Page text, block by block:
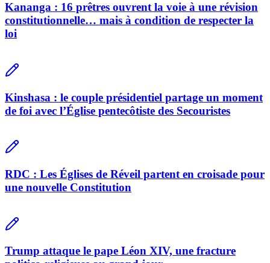
Kananga : 16 prêtres ouvrent la voie à une révision
constitutionnelle… mais à condition de respecter la
loi
Kinshasa : le couple présidentiel partage un moment
de foi avec l’Église pentecôtiste des Secouristes
RDC : Les Églises de Réveil partent en croisade pour
une nouvelle Constitution
Trump attaque le pape Léon XIV, une fracture